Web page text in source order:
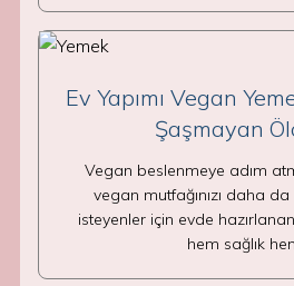
Ev Yapımı Vegan
Şaşmayan
Vegan beslenmeye adım
vegan mutfağınızı daha
isteyenler için evde
hem sağlık